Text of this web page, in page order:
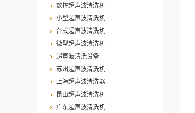
数控超声波清洗机
小型超声波清洗机
台式超声波清洗机
微型超声波清洗机
超声波清洗设备
苏州超声波清洗机
上海超声波清洗器
昆山超声波清洗机
广东超声波清洗机